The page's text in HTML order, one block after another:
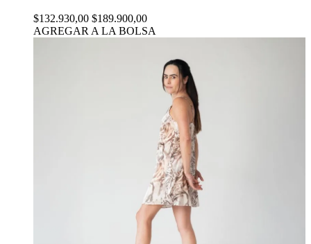
$132.930,00 $189.900,00
AGREGAR A LA BOLSA